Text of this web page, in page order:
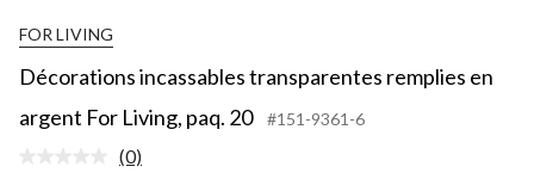
FOR LIVING
Décorations incassables transparentes remplies en
argent For Living, paq. 20
#151-9361-6
Aucune
(0)